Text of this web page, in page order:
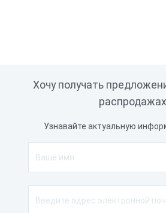
Хочу получать
Узнавайте актуальную